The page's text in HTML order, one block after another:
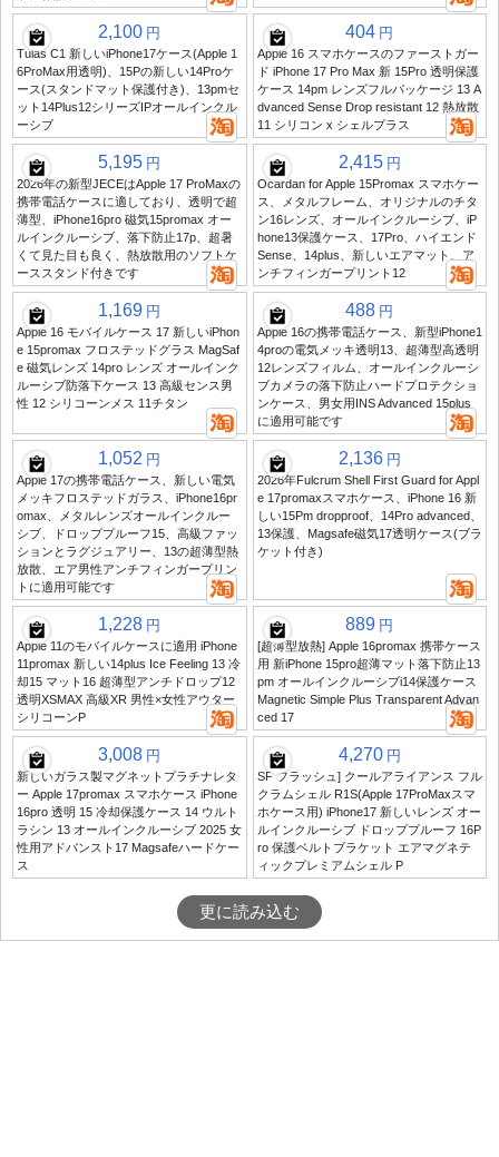
2,100 円
Tulas C1 新しいiPhone17ケース(Apple 1
6ProMax用透明)、15Pの新しい14Proケ
ース(スタンドマット保護付き)、13pmセ
ット14Plus12シリーズIPオールインクル
ーシブ
404 円
Apple 16 スマホケースのファーストガー
ド iPhone 17 Pro Max 新 15Pro 透明保護
ケース 14pm レンズフルパッケージ 13 A
dvanced Sense Drop resistant 12 熱放散
11 シリコン x シェルプラス
5,195 円
2026年の新型JECEはApple 17 ProMaxの
携帯電話ケースに適しており、透明で超
薄型、iPhone16pro 磁気15promax オー
ルインクルーシブ、落下防止17p、超暑
くて見た目も良く、熱放散用のソフトケ
ーススタンド付きです
2,415 円
Ocardan for Apple 15Promax スマホケー
ス、メタルフレーム、オリジナルのチタ
ン16レンズ、オールインクルーシブ、iP
hone13保護ケース、17Pro、ハイエンド
Sense、14plus、新しいエアマット、ア
ンチフィンガープリント12
1,169 円
Apple 16 モバイルケース 17 新しいiPhon
e 15promax フロステッドグラス MagSaf
e 磁気レンズ 14pro レンズ オールインク
ルーシブ防落下ケース 13 高級センス男
性 12 シリコーンメス 11チタン
488 円
Apple 16の携帯電話ケース、新型iPhone1
4proの電気メッキ透明13、超薄型高透明
12レンズフィルム、オールインクルーシ
ブカメラの落下防止ハードプロテクショ
ンケース、男女用INS Advanced 15plus
に適用可能です
1,052 円
Apple 17の携帯電話ケース、新しい電気
メッキフロステッドガラス、iPhone16pr
omax、メタルレンズオールインクルー
シブ、ドロッププルーフ15、高級ファッ
ションとラグジュアリー、13の超薄型熱
放散、エア男性アンチフィンガープリン
トに適用可能です
2,136 円
2026年Fulcrum Shell First Guard for Appl
e 17promaxスマホケース、iPhone 16 新
しい15Pm dropproof、14Pro advanced、
13保護、Magsafe磁気17透明ケース(ブラ
ケット付き)
1,228 円
Apple 11のモバイルケースに適用 iPhone
11promax 新しい14plus Ice Feeling 13 冷
却15 マット16 超薄型アンチドロップ12
透明XSMAX 高級XR 男性×女性アウター
シリコーンP
889 円
[超薄型放熱] Apple 16promax 携帯ケース
用 新iPhone 15pro超薄マット落下防止13
pm オールインクルーシブi14保護ケース
Magnetic Simple Plus Transparent Advan
ced 17
3,008 円
新しいガラス製マグネットプラチナレタ
ー Apple 17promax スマホケース iPhone
16pro 透明 15 冷却保護ケース 14 ウルト
ラシン 13 オールインクルーシブ 2025 女
性用アドバンスト17 Magsafeハードケー
ス
4,270 円
SF フラッシュ] クールアライアンス フル
クラムシェル R1S(Apple 17ProMaxスマ
ホケース用) iPhone17 新しいレンズ オー
ルインクルーシブ ドロッププルーフ 16P
ro 保護ベルトブラケット エアマグネテ
ィックプレミアムシェル P
更に読み込む